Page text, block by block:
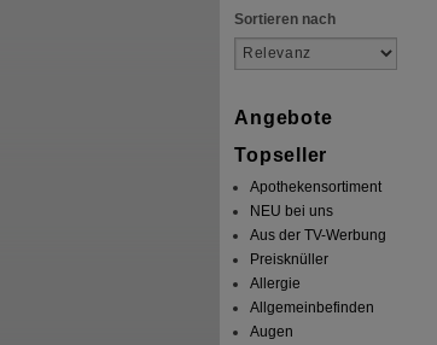
Sortieren nach
Angebote
Topseller
Apothekensortiment
NEU bei uns
Aus der TV-Werbung
Preisknüller
Allergie
Allgemeinbefinden
Augen